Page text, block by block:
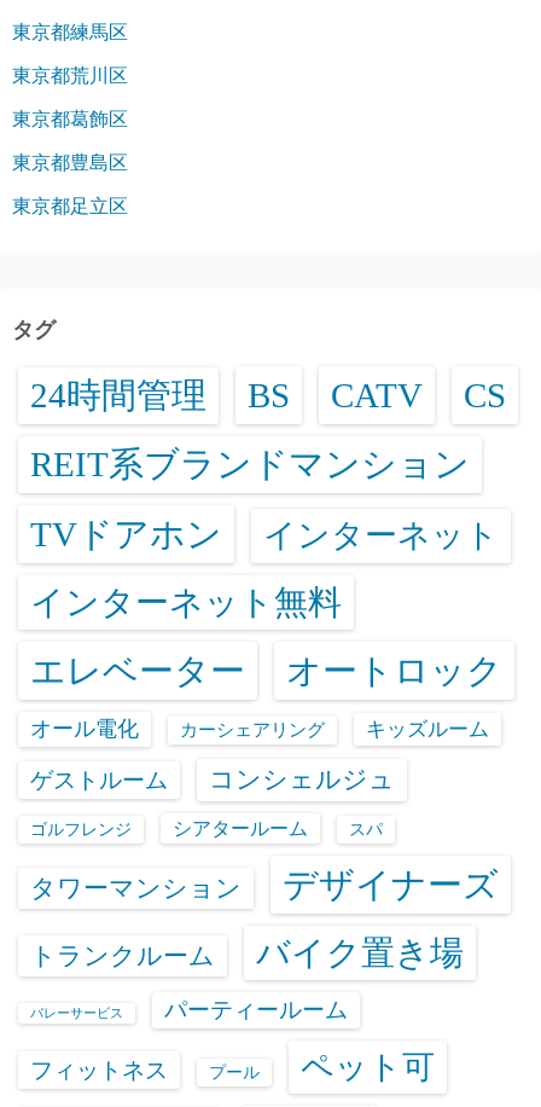
東京都練馬区
東京都荒川区
東京都葛飾区
東京都豊島区
東京都足立区
タグ
24時間管理 BS CATV CS
REIT系ブランドマンション
TVドアホン インターネット
インターネット無料
エレベーター オートロック
オール電化 カーシェアリング キッズルーム
ゲストルーム コンシェルジュ
ゴルフレンジ シアタールーム スパ
タワーマンション デザイナーズ
トランクルーム バイク置き場
バレーサービス パーティールーム
フィットネス プール ペット可